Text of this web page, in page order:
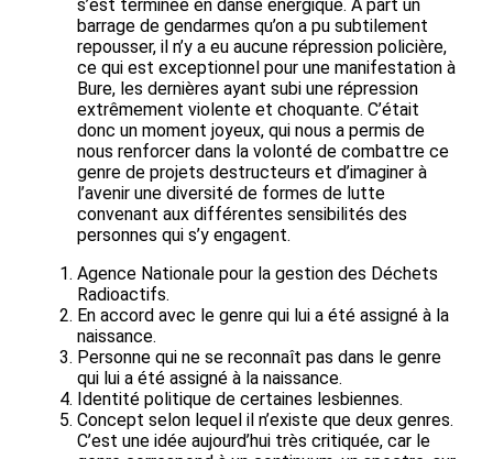
s’est terminée en danse énergique. A part un
barrage de gendarmes qu’on a pu subtilement
repousser, il n’y a eu aucune répression policière,
ce qui est exceptionnel pour une manifestation à
Bure, les dernières ayant subi une répression
extrêmement violente et choquante. C’était
donc un moment joyeux, qui nous a permis de
nous renforcer dans la volonté de combattre ce
genre de projets destructeurs et d’imaginer à
l’avenir une diversité de formes de lutte
convenant aux différentes sensibilités des
personnes qui s’y engagent.
Agence Nationale pour la gestion des Déchets
Radioactifs.
En accord avec le genre qui lui a été assigné à la
naissance.
Personne qui ne se reconnaît pas dans le genre
qui lui a été assigné à la naissance.
Identité politique de certaines lesbiennes.
Concept selon lequel il n’existe que deux genres.
C’est une idée aujourd’hui très critiquée, car le